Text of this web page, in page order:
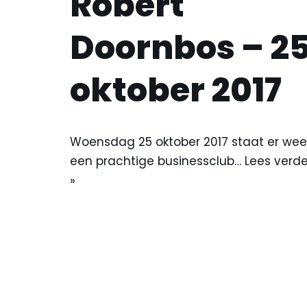
Doornbos –
oktober 2017
Woensdag 25 oktober 2017 staat er
een prachtige businessclub… Lees
»